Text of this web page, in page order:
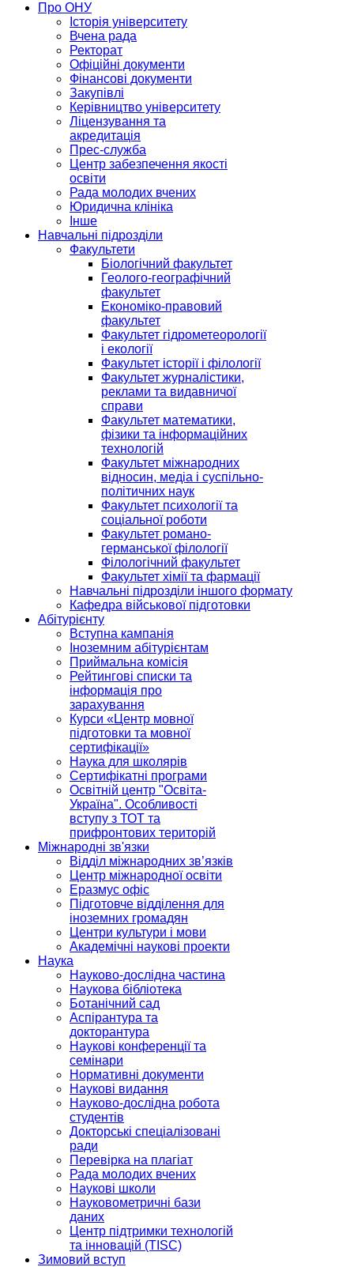
Про ОНУ
Історія університету
Вчена рада
Ректорат
Офіційні документи
Фінансові документи
Закупівлі
Керівництво університету
Ліцензування та
акредитація
Прес-служба
Центр забезпечення якості
освіти
Рада молодих вчених
Юридична клініка
Інше
Навчальні підрозділи
Факультети
Біологічний факультет
Геолого-географічний
факультет
Економіко-правовий
факультет
Факультет гідрометеорології
і екології
Факультет історії і філології
Факультет журналістики,
реклами та видавничої
справи
Факультет математики,
фізики та інформаційних
технологій
Факультет міжнародних
відносин, медіа і суспільно-
політичних наук
Факультет психології та
соціальної роботи
Факультет романо-
германської філології
Філологічний факультет
Факультет хімії та фармації
Навчальні підрозділи іншого формату
Кафедра військової підготовки
Абітурієнту
Вступна кампанія
Іноземним абітурієнтам
Приймальна комісія
Рейтингові списки та
інформація про
зарахування
Курси «Центр мовної
підготовки та мовної
сертифікації»
Наука для школярів
Сертифікатні програми
Освітній центр "Освіта-
Україна". Особливості
вступу з ТОТ та
прифронтових територій
Міжнародні зв'язки
Відділ міжнародних зв’язків
Центр міжнародної освіти
Еразмус офіс
Підготовче відділення для
іноземних громадян
Центри культури і мови
Академічні наукові проекти
Наука
Науково-дослідна частина
Наукова бібліотека
Ботанічний сад
Аспірантура та
докторантура
Наукові конференції та
семінари
Нормативні документи
Наукові видання
Науково-дослідна робота
студентів
Докторські спеціалізовані
ради
Перевірка на плагіат
Рада молодих вчених
Наукові школи
Науковометричні бази
даних
Центр підтримки технологій
та інновацій (TISC)
Зимовий вступ